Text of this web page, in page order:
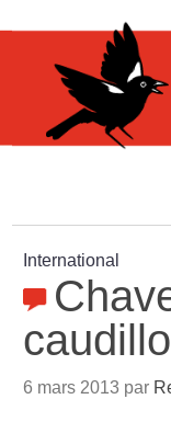
International
caudillo
6 mars 2013 par